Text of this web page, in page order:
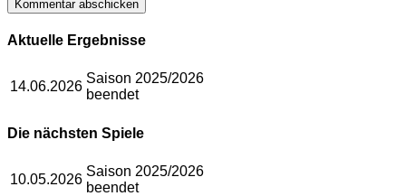
Aktuelle Ergebnisse
14.06.2026
Saison 2025/2026
beendet
Die nächsten Spiele
10.05.2026
Saison 2025/2026
beendet